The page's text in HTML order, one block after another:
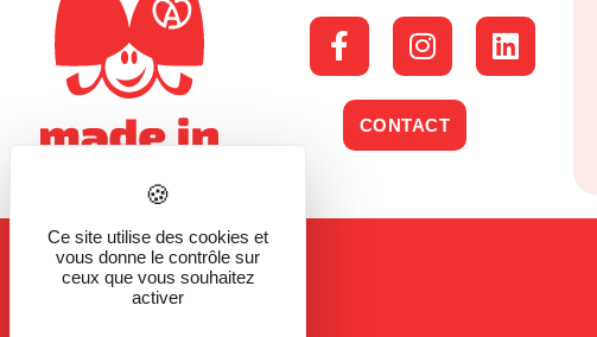
CONTACT
Ce site utilise des cookies et
vous donne le contrôle sur
ceux que vous souhaitez
activer